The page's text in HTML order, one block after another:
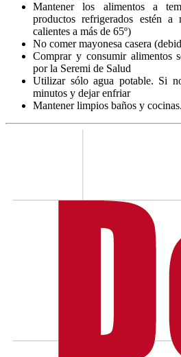
Mantener los alimentos a
productos refrigerados estén
calientes a más de 65º)
No comer mayonesa casera
Comprar y consumir alimentos
por la Seremi de Salud
Utilizar sólo agua potable. Si
minutos y dejar enfriar
Mantener limpios baños y cocinas.